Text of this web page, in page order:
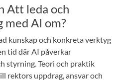
Att leda och
AI om?
kunskap och konkreta verktyg
tid där AI påverkar
styrning. Teori och praktik
rektors uppdrag, ansvar och